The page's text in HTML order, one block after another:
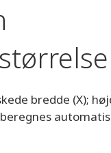
bredde (X);